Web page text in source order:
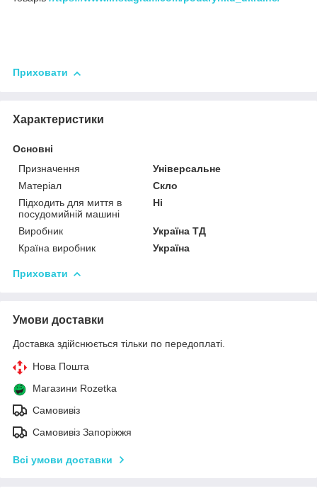
Приховати
Характеристики
Основні
Призначення
Універсальне
Матеріал
Скло
Підходить для миття в
посудомийній машині
Ні
Виробник
Україна ТД
Країна виробник
Україна
Приховати
Умови доставки
Доставка здійснюється тільки по передоплаті.
Нова Пошта
Магазини Rozetka
Самовивіз
Самовивіз Запоріжжя
Всі умови доставки